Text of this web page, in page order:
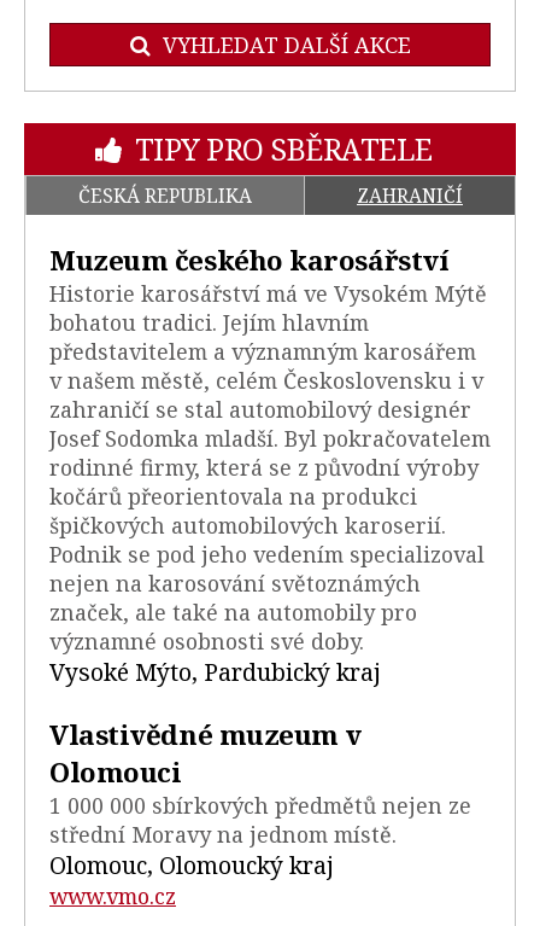
VYHLEDAT DALŠÍ AKCE
TIPY PRO SBĚRATELE
ČESKÁ REPUBLIKA ZAHRANIČÍ
Muzeum českého karosářství
Historie karosářství má ve Vysokém Mýtě
bohatou tradici. Jejím hlavním
představitelem a významným karosářem
v našem městě, celém Československu i v
zahraničí se stal automobilový designér
Josef Sodomka mladší. Byl pokračovatelem
rodinné firmy, která se z původní výroby
kočárů přeorientovala na produkci
špičkových automobilových karoserií.
Podnik se pod jeho vedením specializoval
nejen na karosování světoznámých
značek, ale také na automobily pro
významné osobnosti své doby.
Vysoké Mýto, Pardubický kraj
Vlastivědné muzeum v
Olomouci
1 000 000 sbírkových předmětů nejen ze
střední Moravy na jednom místě.
Olomouc, Olomoucký kraj
www.vmo.cz